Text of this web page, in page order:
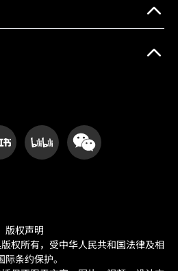
版权声明
所有，受中华人民共和国法律及相
际条约保护。